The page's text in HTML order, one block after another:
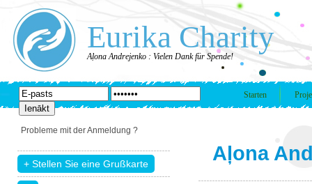
Eurika Charity
Aļona Andrejenko : Vielen Dank für Spende!
Starten
Probleme mit der Anmeldung ?
Aļona